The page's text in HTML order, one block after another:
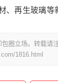
、再生玻璃等
圈立场。转载请注
1816.html